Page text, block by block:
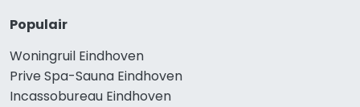
Populair
Woningruil Eindhoven
Prive Spa-Sauna Eindhoven
Incassobureau Eindhoven